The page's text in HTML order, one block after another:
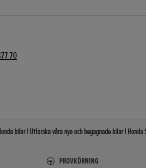
70
bilar | Utforska våra nya och begagnade bilar |
PROVKÖRNING